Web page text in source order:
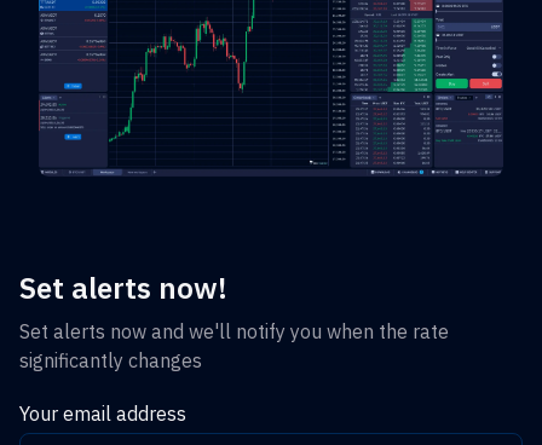
Set alerts now!
Set alerts now and we'll notify you when the rate
significantly changes
Your email address